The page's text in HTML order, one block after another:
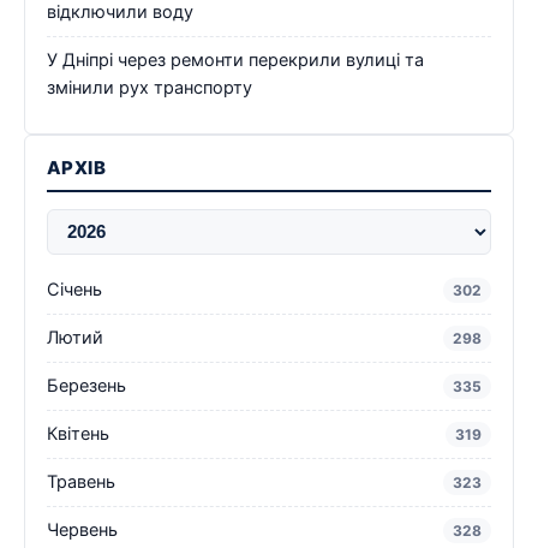
відключили воду
У Дніпрі через ремонти перекрили вулиці та
змінили рух транспорту
АРХІВ
Січень 302
Лютий 298
Березень 335
Квітень 319
Травень 323
Червень 328